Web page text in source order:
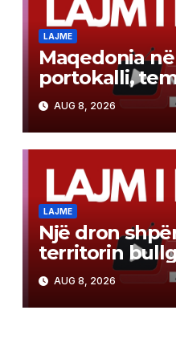
LAJME
Maqedonia
portokalli,
në 40°C, ISHP
rekomandime
shëndetësore
AUG 8, 2026
LAJME
Një dron
territorin
pranë
ballkanik,
AUG 8, 2026